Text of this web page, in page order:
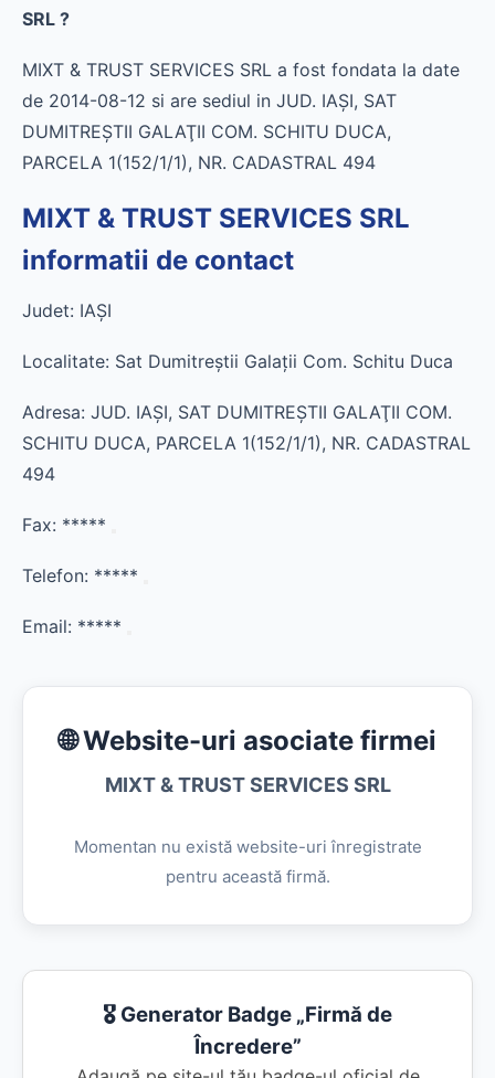
SRL ?
MIXT & TRUST SERVICES SRL a fost fondata la date
de 2014-08-12 si are sediul in JUD. IAŞI, SAT
DUMITREŞTII GALAŢII COM. SCHITU DUCA,
PARCELA 1(152/1/1), NR. CADASTRAL 494
MIXT & TRUST SERVICES SRL
informatii de contact
Judet: IAŞI
Localitate: Sat Dumitreştii Galaţii Com. Schitu Duca
Adresa: JUD. IAŞI, SAT DUMITREŞTII GALAŢII COM.
SCHITU DUCA, PARCELA 1(152/1/1), NR. CADASTRAL
494
Fax: *****
Telefon: *****
Email: *****
🌐 Website-uri asociate firmei
MIXT & TRUST SERVICES SRL
Momentan nu există website-uri înregistrate
pentru această firmă.
🎖️ Generator Badge „Firmă de
Încredere”